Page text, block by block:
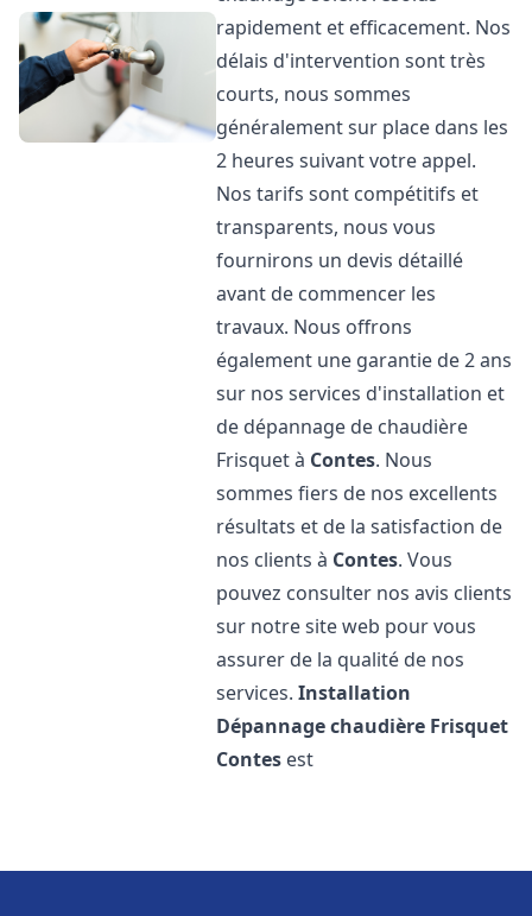
rapidement et efficacement. Nos
délais d'intervention sont très
courts, nous sommes
généralement sur place dans les
2 heures suivant votre appel.
Nos tarifs sont compétitifs et
transparents, nous vous
fournirons un devis détaillé
avant de commencer les
travaux. Nous offrons
également une garantie de 2 ans
sur nos services d'installation et
de dépannage de chaudière
Frisquet à Contes. Nous
sommes fiers de nos excellents
résultats et de la satisfaction de
nos clients à Contes. Vous
pouvez consulter nos avis clients
sur notre site web pour vous
assurer de la qualité de nos
services.Installation
Dépannage chaudière Frisquet
Contes est